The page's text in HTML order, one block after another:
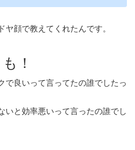
ヤ顔で教えてくれたんです。
！
で良いって言ってたの誰でしたっ
いと効率悪いって言ったの誰でし